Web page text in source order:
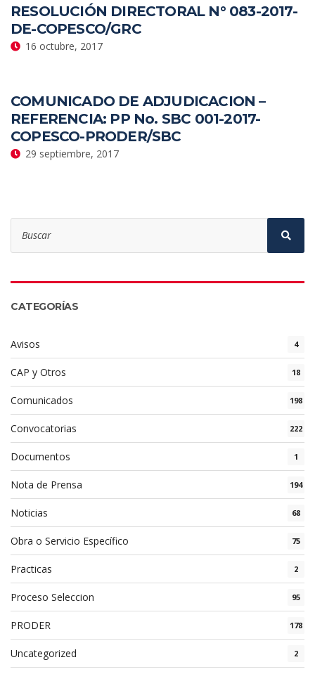
RESOLUCIÓN DIRECTORAL N° 083-2017-
DE-COPESCO/GRC
16 octubre, 2017
COMUNICADO DE ADJUDICACION –
REFERENCIA: PP No. SBC 001-2017-
COPESCO-PRODER/SBC
29 septiembre, 2017
Search
for:
CATEGORÍAS
Avisos 4
CAP y Otros 18
Comunicados 198
Convocatorias 222
Documentos 1
Nota de Prensa 194
Noticias 68
Obra o Servicio Específico 75
Practicas 2
Proceso Seleccion 95
PRODER 178
Uncategorized 2